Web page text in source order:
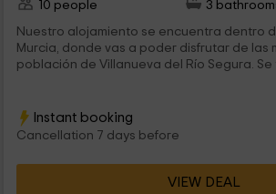
10 people
3
Nuestro alojamiento se encuentra dentro
Murcia, donde vas a poder disfrutar de las
población de Villanueva del Río Segura. Se
Instant booking
Cancellation 7 days before
VIEW DEAL